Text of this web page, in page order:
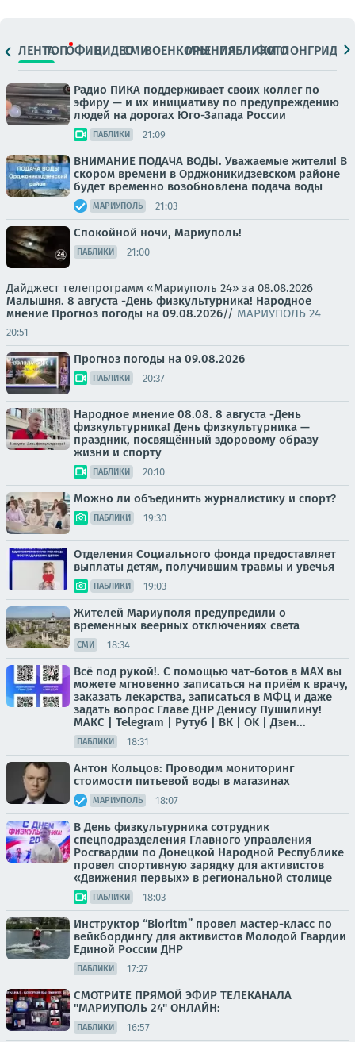
ЛЕНТАТОПОФИЦ.ВИДЕОСМИВОЕНКОРЫМНЕНИЯПАБЛИКИ
ФОТОЛОНГРИДЫ
Радио ПИКА поддерживает своих коллег по
эфиру — и их инициативу по предупреждению
людей на дорогах Юго-Запада России
ПАБЛИКИ 21:09
ВНИМАНИЕ ПОДАЧА ВОДЫ. Уважаемые жители! В
скором времени в Орджоникидзевском районе
будет временно возобновлена подача воды
МАРИУПОЛЬ 21:03
Спокойной ночи, Мариуполь!
ПАБЛИКИ 21:00
Дайджест телепрограмм «Мариуполь 24» за 08.08.2026
Малышня. 8 августа -День физкультурника! Народное
мнение Прогноз погоды на 09.08.2026// МАРИУПОЛЬ 24
20:51
Прогноз погоды на 09.08.2026
ПАБЛИКИ 20:37
Народное мнение 08.08. 8 августа -День
физкультурника! День физкультурника —
праздник, посвящённый здоровому образу
жизни и спорту
ПАБЛИКИ 20:10
Можно ли объединить журналистику и спорт?
ПАБЛИКИ 19:30
Отделения Социального фонда предоставляет
выплаты детям, получившим травмы и увечья
ПАБЛИКИ 19:03
Жителей Мариуполя предупредили о
временных веерных отключениях света
СМИ 18:34
Всё под рукой!. С помощью чат-ботов в МАХ вы
можете мгновенно записаться на приём к врачу,
заказать лекарства, записаться в МФЦ и даже
задать вопрос Главе ДНР Денису Пушилину!
МАКС | Telegram | Рутуб | ВК | OK | Дзен...
ПАБЛИКИ 18:31
Антон Кольцов: Проводим мониторинг
стоимости питьевой воды в магазинах
МАРИУПОЛЬ 18:07
В День физкультурника сотрудник
спецподразделения Главного управления
Росгвардии по Донецкой Народной Республике
провел спортивную зарядку для активистов
«Движения первых» в региональной столице
ПАБЛИКИ 18:03
Инструктор “Bioritm” провел мастер-класс по
вейкбордингу для активистов Молодой Гвардии
Единой России ДНР
ПАБЛИКИ 17:27
СМОТРИТЕ ПРЯМОЙ ЭФИР ТЕЛЕКАНАЛА
"МАРИУПОЛЬ 24" ОНЛАЙН:
ПАБЛИКИ 16:57